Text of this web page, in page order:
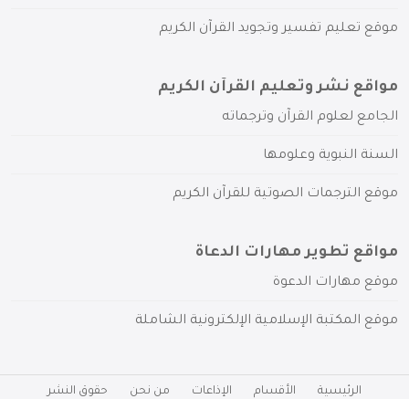
موقع تعليم تفسير وتجويد القرآن الكريم
مواقع نشر وتعليم القرآن الكريم
الجامع لعلوم القرآن وترجماته
السنة النبوية وعلومها
موقع الترجمات الصوتية للقرآن الكريم
مواقع تطوير مهارات الدعاة
موقع مهارات الدعوة
موقع المكتبة الإسلامية الإلكترونية الشاملة
الرئيسية الأقسام الإذاعات من نحن حقوق النشر